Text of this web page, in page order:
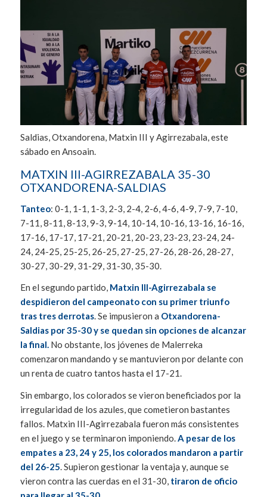
Saldias, Otxandorena, Matxin III y Agirrezabala, este
sábado en Ansoain.
MATXIN III-AGIRREZABALA 35-30
OTXANDORENA-SALDIAS
Tanteo: 0-1, 1-1, 1-3, 2-3, 2-4, 2-6, 4-6, 4-9, 7-9, 7-10,
7-11, 8-11, 8-13, 9-3, 9-14, 10-14, 10-16, 13-16, 16-16,
17-16, 17-17, 17-21, 20-21, 20-23, 23-23, 23-24, 24-
24, 24-25, 25-25, 26-25, 27-25, 27-26, 28-26, 28-27,
30-27, 30-29, 31-29, 31-30, 35-30.
En el segundo partido, Matxin III-Agirrezabala se
despidieron del campeonato con su primer triunfo
tras tres derrotas. Se impusieron a Otxandorena-
Saldias por 35-30 y se quedan sin opciones de alcanzar
la final.No obstante, los jóvenes de Malerreka
comenzaron mandando y se mantuvieron por delante con
un renta de cuatro tantos hasta el 17-21.
Sin embargo, los colorados se vieron beneficiados por la
irregularidad de los azules, que cometieron bastantes
fallos. Matxin III-Agirrezabala fueron más consistentes
en el juego y se terminaron imponiendo.A pesar de los
empates a 23, 24 y 25, los colorados mandaron a partir
del 26-25. Supieron gestionar la ventaja y, aunque se
vieron contra las cuerdas en el 31-30, tiraron de oficio